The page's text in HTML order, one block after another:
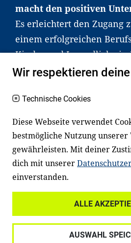
macht den positiven
Es erleichtert den Zugang
einem erfolgreichen
Kinder und Jugendliche in
haben aber große
an Familien sowie an
Lehrer*innen und andere
Fachexpert*innen. Dafür
mit Ministerien,
Einrichtungen, Verbänden,
und anderen Stiftungen
Datenschutz
Wir respektieren
Technische Cookies
Diese Webseite verwendet
bestmögliche Nutzung unserer
gewährleisten. Mit deiner
dich mit unserer
einverstanden.
ALLE
AUSWAHL